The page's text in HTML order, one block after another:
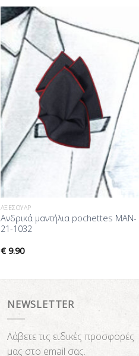
Προσθήκη
στη Λίστα
Επιθυμίας
ΑΞΕΣΟΥΆΡ
Ανδρικά μαντήλια pochettes MAN-
21-1032
€9.90
NEWSLETTER
Λάβετε τις ειδικές προσφορές
μας στο email σας.